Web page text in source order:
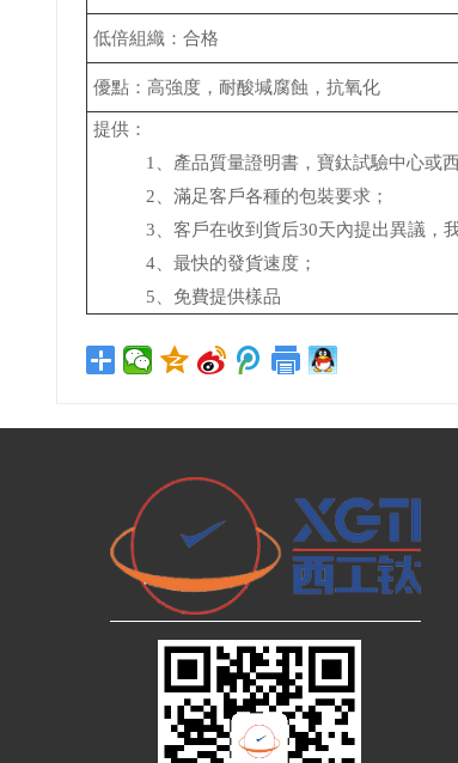
低倍組織：合格
優點：高強度，耐酸堿腐蝕，抗氧化
提供：
1、產品質量證明書，寶鈦試驗中心或西
2、滿足客戶各種的包裝要求；
3、客戶在收到貨后30天內提出異議，我
4、最快的發貨速度；
5、免費提供樣品